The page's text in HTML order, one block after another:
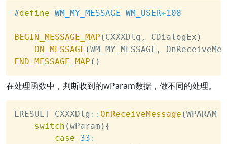
#define WM_MY_MESSAGE WM_USER+108
BEGIN_MESSAGE_MAP ( CXXXDlg , CDialogEx )
ON_MESSAGE (WM_MY_MESSAGE ,
END_MESSAGE_MAP ( )
在处理函数中，判断收到的wParam数据，做不同的处理。
LRESULT CXXXDlg :: OnReceiveMessage (WPARAM
switch (wParam ) {
case
33 :